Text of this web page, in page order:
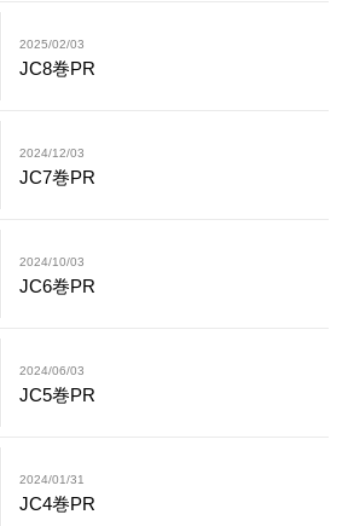
2025/02/03
JC8巻PR
2024/12/03
JC7巻PR
2024/10/03
JC6巻PR
2024/06/03
JC5巻PR
2024/01/31
JC4巻PR